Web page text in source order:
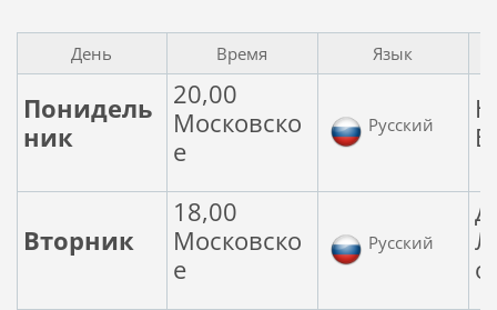
День Время Язык
Понидель
ник
20,00
Московско
е
Русский
Вторник
18,00
Московско
е
Русский
о